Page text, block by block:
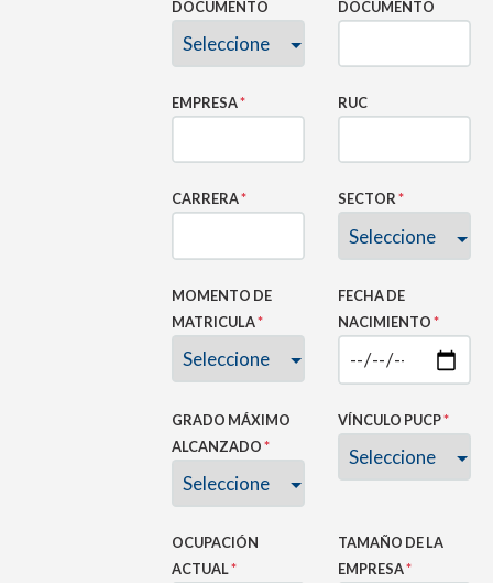
DOCUMENTO
DOCUMENTO
EMPRESA* RUC
CARRERA* SECTOR*
MOMENTO DE
MATRICULA*
FECHA DE
NACIMIENTO*
GRADO MÁXIMO
ALCANZADO*
VÍNCULO PUCP*
OCUPACIÓN
ACTUAL*
TAMAÑO DE LA
EMPRESA*